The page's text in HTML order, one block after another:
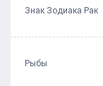
Знак Зодиака Рак
Рыбы